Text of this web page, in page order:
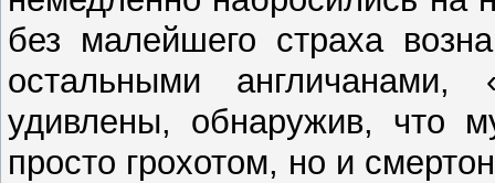
без малейшего страха
остальными
удивлены, обнаружив, что
просто грохотом, но и